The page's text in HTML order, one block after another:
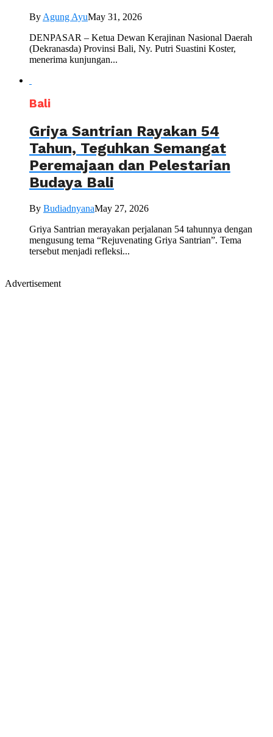
By Agung AyuMay 31, 2026
DENPASAR – Ketua Dewan Kerajinan Nasional Daerah
(Dekranasda) Provinsi Bali, Ny. Putri Suastini Koster,
menerima kunjungan...
Bali
Griya Santrian Rayakan 54
Tahun, Teguhkan Semangat
Peremajaan dan Pelestarian
Budaya Bali
By BudiadnyanaMay 27, 2026
Griya Santrian merayakan perjalanan 54 tahunnya dengan
mengusung tema “Rejuvenating Griya Santrian”. Tema
tersebut menjadi refleksi...
Advertisement